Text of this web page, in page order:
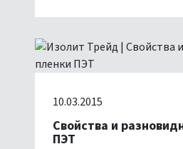
10.03.2015
Свойства и
ПЭТ